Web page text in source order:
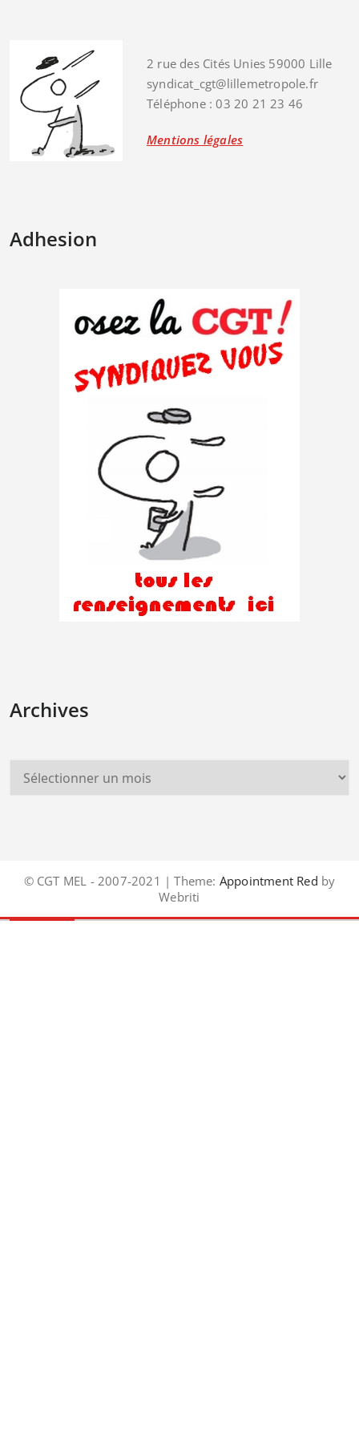
2 rue des Cités Unies 59000 Lille
syndicat_cgt@lillemetropole.fr
Téléphone : 03 20 21 23 46
Mentions légales
Adhesion
Archives
© CGT MEL - 2007-2021 | Theme: Appointment Red by
Webriti